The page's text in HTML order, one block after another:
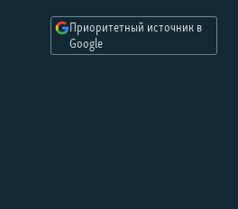
СЕВЕР.РЕАЛИИ
СИБИРЬ.РЕАЛИИ
Приоритетный источник в
Google